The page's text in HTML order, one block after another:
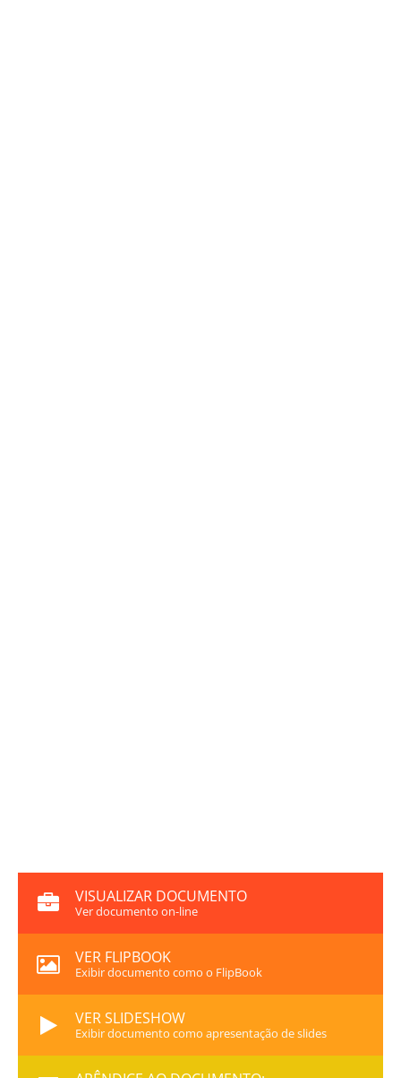
VISUALIZAR DOCUMENTO
Ver documento on-line
VER FLIPBOOK
Exibir documento como o FlipBook
VER SLIDESHOW
Exibir documento como apresentação de slides